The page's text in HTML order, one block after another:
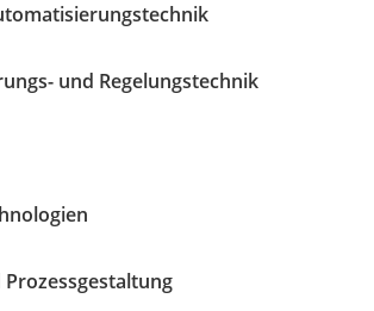
und Regelungstechnik